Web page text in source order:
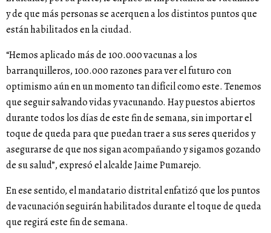
y de que más personas se acerquen a los distintos puntos que
están habilitados en la ciudad.
“Hemos aplicado más de 100.000 vacunas a los
barranquilleros, 100.000 razones para ver el futuro con
optimismo aún en un momento tan difícil como este. Tenemos
que seguir salvando vidas y vacunando. Hay puestos abiertos
durante todos los días de este fin de semana, sin importar el
toque de queda para que puedan traer a sus seres queridos y
asegurarse de que nos sigan acompañando y sigamos gozando
de su salud”, expresó el alcalde Jaime Pumarejo.
En ese sentido, el mandatario distrital enfatizó que los puntos
de vacunación seguirán habilitados durante el toque de queda
que regirá este fin de semana.